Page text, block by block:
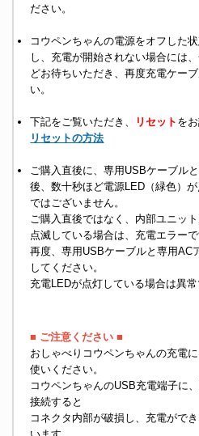
ださい。
コウペンちゃんの電源をオフした
し、充電が開始されない場合には
どお待ちいただき、再度充電ケー
い。
下記をご覧いただき、 リセット を
リセットの方法
ご購入直後に、専用USBケーブル
後、数十秒ほど電源LED（緑色）
ではございません。
ご購入直後ではなく、内部ユニッ
点滅している場合は、充電エラーで
再度、専用USBケーブルと専用AC
してください。
充電LEDが点灯している場合は異常
■ ご注意ください ■
おしゃべりコウペンちゃんの充電
使いください。
コウペンちゃんのUSB充電端子に
接続すると
コネクタ内部が破損し、充電がで